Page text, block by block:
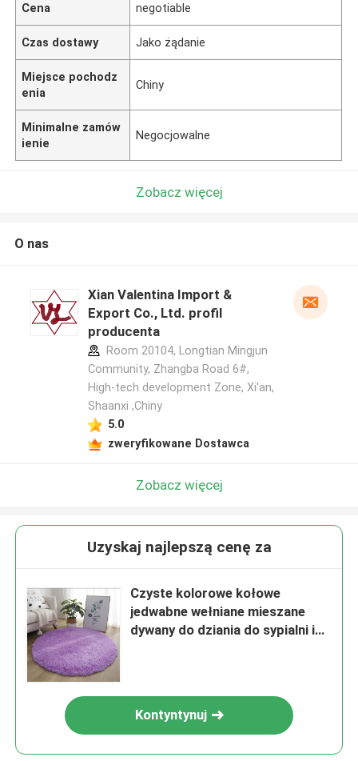
Cena negotiable
Czas dostawy Jako żądanie
Miejsce pochodz
enia
Chiny
Minimalne zamów
ienie
Negocjowalne
Zobacz więcej
O nas
Xian Valentina Import &
Export Co., Ltd. profil
producenta
Room 20104, Longtian Mingjun
Community, Zhangba Road 6#,
High-tech development Zone, Xi'an,
Shaanxi ,Chiny
5.0
zweryfikowane Dostawca
Zobacz więcej
Uzyskaj najlepszą cenę za
Czyste kolorowe kołowe
jedwabne wełniane mieszane
dywany do dziania do sypialni i
Kontyntynuj